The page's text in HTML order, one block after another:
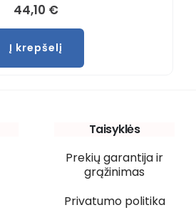
44,10 €
Į krepšelį
Taisyklės
Prekių garantija ir
grąžinimas
Privatumo politika